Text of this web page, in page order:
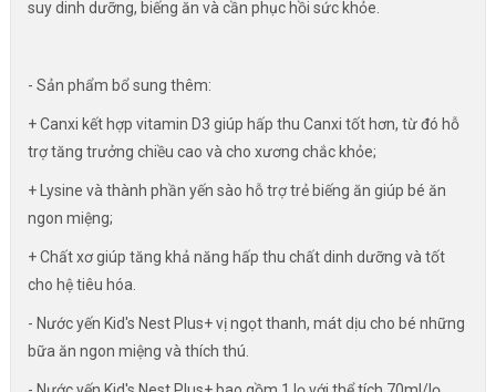
suy dinh dưỡng, biếng ăn và cần phục hồi sức khỏe.
- Sản phẩm bổ sung thêm:
+ Canxi kết hợp vitamin D3 giúp hấp thu Canxi tốt hơn, từ đó hỗ
trợ tăng trưởng chiều cao và cho xương chắc khỏe;
+ Lysine và thành phần yến sào hỗ trợ trẻ biếng ăn giúp bé ăn
ngon miệng;
+ Chất xơ giúp tăng khả năng hấp thu chất dinh dưỡng và tốt
cho hệ tiêu hóa.
- Nước yến Kid's Nest Plus+ vị ngọt thanh, mát dịu cho bé những
bữa ăn ngon miệng và thích thú.